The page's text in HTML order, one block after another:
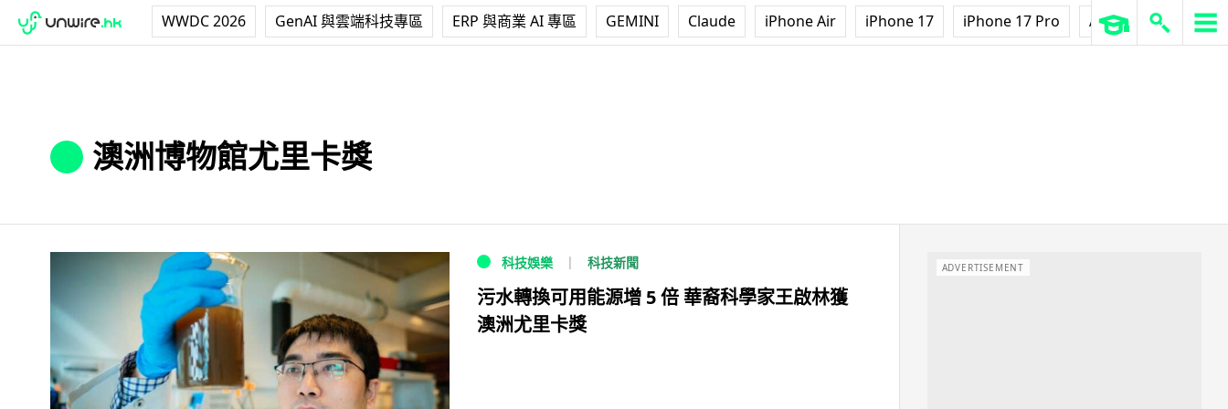
WWDC 2026 GenAI 與雲端科技專區 ERP 與商業 AI 專區 GEMINI Claude iPhone Air iPhone 17 iPhone 17 Pro AirPods Pro 3
澳洲博物館尤里卡獎
科技娛樂 科技新聞
污水轉換可用能源增 5 倍 華裔科學家王啟林獲
澳洲尤里卡獎
ADVERTISEMENT